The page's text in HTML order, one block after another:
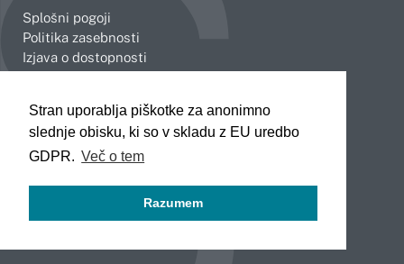
Stran uporablja piškotke za anonimno
slednje obisku, ki so v skladu z EU uredbo
GDPR. Več o tem
Razumem
Splošni pogoji
Politika zasebnosti
Izjava o dostopnosti
Celje
Koper
Kranj
Novo mesto
Slovenj Gradec